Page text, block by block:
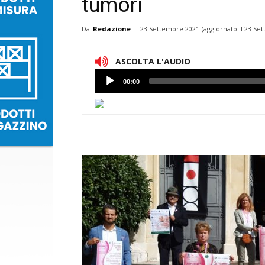
tumori
Da Redazione - 23 Settembre 2021 (aggiornato il 23
ASCOLTA L'AUDIO
Lettore
Audio
00:00